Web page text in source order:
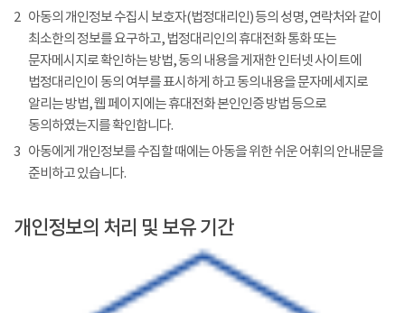
2 아동의 개인정보 수집시 보호자(법정대리인) 등의 성명, 연락처와 같이
최소한의 정보를 요구하고, 법정대리인의 휴대전화 통화 또는
문자메시지로 확인하는 방법, 동의 내용을 게재한 인터넷 사이트에
법정대리인이 동의 여부를 표시하게 하고 동의내용을 문자메세지로
알리는 방법, 웹 페이지에는 휴대전화 본인인증 방법 등으로
동의하였는지를 확인합니다.
3 아동에게 개인정보를 수집할 때에는 아동을 위한 쉬운 어휘의 안내문을
준비하고 있습니다.
개인정보의 처리 및 보유 기간